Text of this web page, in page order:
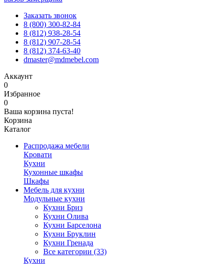
Заказать звонок
8 (800) 300-82-84
8 (812) 938-28-54
8 (812) 907-28-54
8 (812) 374-63-40
dmaster@mdmebel.com
Аккаунт
0
Избранное
0
Ваша корзина пуста!
Корзина
Каталог
Распродажа мебели
Кровати
Кухни
Кухонные шкафы
Шкафы
Мебель для кухни
Модульные кухни
Кухни Бриз
Кухни Олива
Кухни Барселона
Кухни Бруклин
Кухни Гренада
Все категории (33)
Кухни